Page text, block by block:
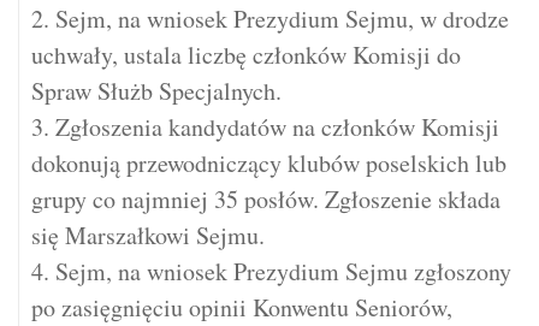
2. Sejm, na wniosek Prezydium Sejmu, w drodze
uchwały, ustala liczbę członków Komisji do
Spraw Służb Specjalnych.
3. Zgłoszenia kandydatów na członków Komisji
dokonują przewodniczący klubów poselskich lub
grupy co najmniej 35 posłów. Zgłoszenie składa
się Marszałkowi Sejmu.
4. Sejm, na wniosek Prezydium Sejmu zgłoszony
po zasięgnięciu opinii Konwentu Seniorów,